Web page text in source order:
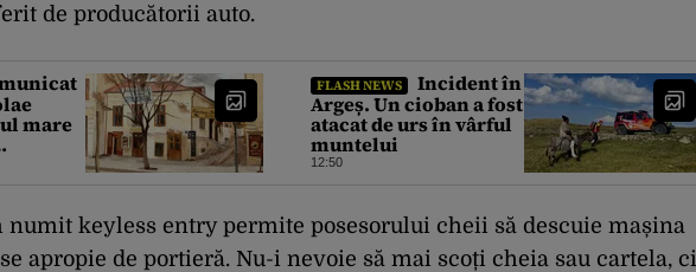
de producătorii auto.
mare
FLASH NEWS
Incident în
Argeș. Un cioban a fost
atacat de urs în vârful
muntelui
12:50
numit keyless entry permite posesorului cheii să descuie mașina
apropie de portieră. Nu-i nevoie să mai scoți cheia sau cartela, ci